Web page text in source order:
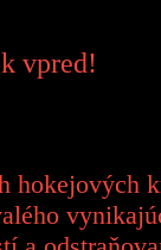
vpred!
hokejových